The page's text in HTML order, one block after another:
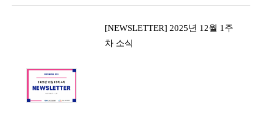
[NEWSLETTER] 2025년 12월 1주
차 소식